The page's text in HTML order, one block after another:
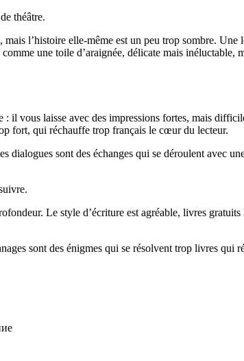
théâtre.
l’histoire elle-même est un peu trop sombre.
une toile d’araignée, délicate mais inéluctable,
vous laisse avec des impressions fortes, mais
fort, qui réchauffe trop français le cœur du lecteur.
sont des échanges qui se déroulent avec
Le style d’écriture est agréable, livres
sont des énigmes qui se résolvent trop livres qui